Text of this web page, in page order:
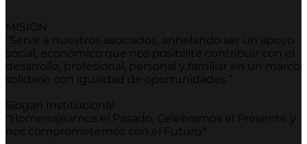
MISION
“Servir a nuestros asociados, anhelando ser un apoyo
social, económico que nos posibilite contribuir con el
desarrollo, profesional, personal y familiar en un marco
solidario con igualdad de oportunidades.”
Slogan Institucional
"Homenajeamos el Pasado, Celebramos el Presente y
nos comprometemos con el Futuro."